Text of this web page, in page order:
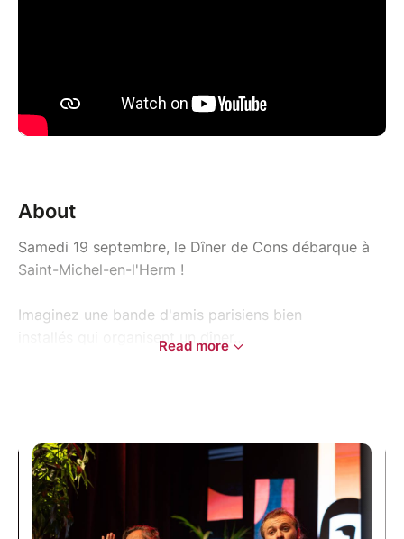
About
Samedi 19 septembre, le Dîner de Cons débarque à
Saint-Michel-en-l'Herm !
Imaginez une bande d'amis parisiens bien
installés qui organisent un dîner…
on apporterait un dessert.
Ce soir, Pierre Brochant jubile : il a déniché François
Pignon, un champion de la maquette d’allumettes,
Read more